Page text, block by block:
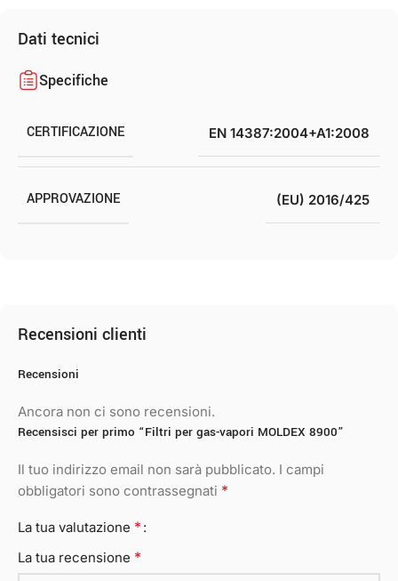
Dati tecnici
Specifiche
CERTIFICAZIONE EN 14387:2004+A1:2008
APPROVAZIONE (EU) 2016/425
Recensioni clienti
Recensioni
Ancora non ci sono recensioni.
Recensisci per primo “Filtri per gas-vapori MOLDEX 8900”
Il tuo indirizzo email non sarà pubblicato. I campi
obbligatori sono contrassegnati *
La tua valutazione *
La tua recensione *